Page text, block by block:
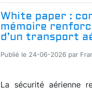
White paper :
mémoire
d’un transport
Publié le 24-06-2026 par
La sécurité aérienne